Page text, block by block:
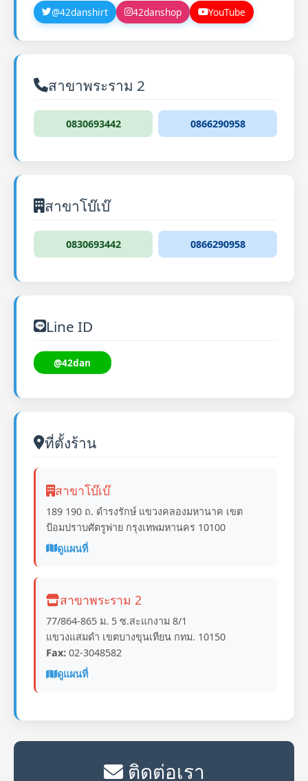
@42danshirt 42danshop YouTube
สาขาพระราม 2
0830693442 0866290958
สาขาโบ๊เบ๊
0830693442 0866290958
Line ID
@42dan
ที่ตั้งร้าน
สาขาโบ๊เบ๊
189 190 ถ. ดำรงรักษ์ แขวงคลองมหานาค เขต
ป้อมปราบศัตรูพ่าย กรุงเทพมหานคร 10100
ดูแผนที่
สาขาพระราม 2
77/864-865 ม. 5 ซ.สะแกงาม 8/1
แขวงแสมดำ เขตบางขุนเทียน กทม. 10150
Fax: 02-3048582
ดูแผนที่
ติดต่อเรา